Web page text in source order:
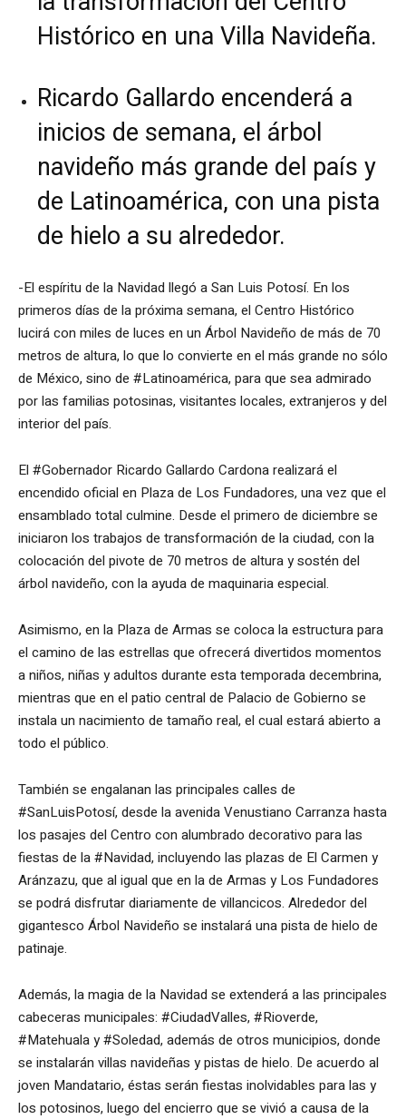
Histórico en una Villa Navideña.
Ricardo Gallardo encenderá a
inicios de semana, el árbol
navideño más grande del país y
de Latinoamérica, con una pista
de hielo a su alrededor.
-El espíritu de la Navidad llegó a San Luis Potosí. En los
primeros días de la próxima semana, el Centro Histórico
lucirá con miles de luces en un Árbol Navideño de más de 70
metros de altura, lo que lo convierte en el más grande no sólo
de México, sino de #Latinoamérica, para que sea admirado
por las familias potosinas, visitantes locales, extranjeros y del
interior del país.
El #Gobernador Ricardo Gallardo Cardona realizará el
encendido oficial en Plaza de Los Fundadores, una vez que el
ensamblado total culmine. Desde el primero de diciembre se
iniciaron los trabajos de transformación de la ciudad, con la
colocación del pivote de 70 metros de altura y sostén del
árbol navideño, con la ayuda de maquinaria especial.
Asimismo, en la Plaza de Armas se coloca la estructura para
el camino de las estrellas que ofrecerá divertidos momentos
a niños, niñas y adultos durante esta temporada decembrina,
mientras que en el patio central de Palacio de Gobierno se
instala un nacimiento de tamaño real, el cual estará abierto a
todo el público.
También se engalanan las principales calles de
#SanLuisPotosí, desde la avenida Venustiano Carranza hasta
los pasajes del Centro con alumbrado decorativo para las
fiestas de la #Navidad, incluyendo las plazas de El Carmen y
Aránzazu, que al igual que en la de Armas y Los Fundadores
se podrá disfrutar diariamente de villancicos. Alrededor del
gigantesco Árbol Navideño se instalará una pista de hielo de
patinaje.
Además, la magia de la Navidad se extenderá a las principales
cabeceras municipales: #CiudadValles, #Rioverde,
#Matehuala y #Soledad, además de otros municipios, donde
se instalarán villas navideñas y pistas de hielo. De acuerdo al
joven Mandatario, éstas serán fiestas inolvidables para las y
los potosinos, luego del encierro que se vivió a causa de la